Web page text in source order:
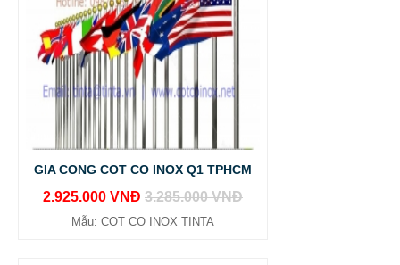
GIA CONG COT CO INOX Q1 TPHCM
2.925.000 VNĐ 3.285.000 VNĐ
Mẫu: COT CO INOX TINTA